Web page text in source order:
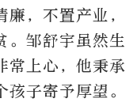
，不置产业，
。邹舒宇虽然生
常上心，他秉承
子寄予厚望。